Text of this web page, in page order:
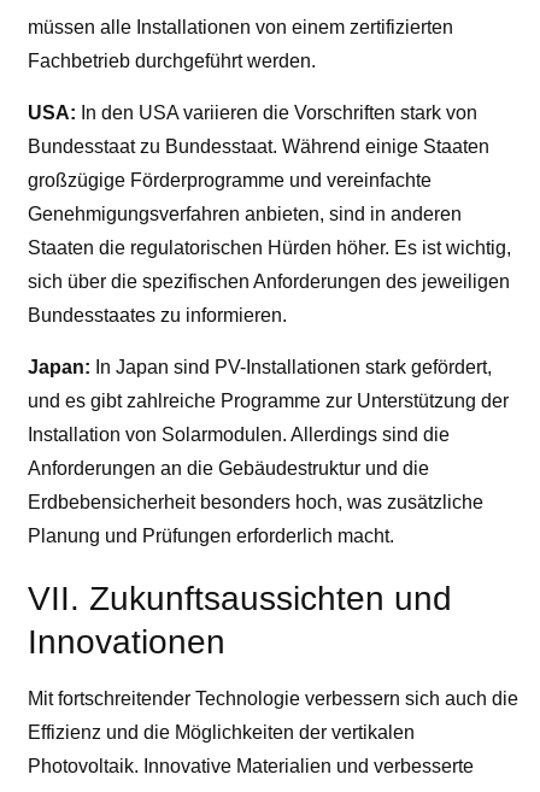
müssen alle Installationen von einem zertifizierten
Fachbetrieb durchgeführt werden.
USA: In den USA variieren die Vorschriften stark von
Bundesstaat zu Bundesstaat. Während einige Staaten
großzügige Förderprogramme und vereinfachte
Genehmigungsverfahren anbieten, sind in anderen
Staaten die regulatorischen Hürden höher. Es ist wichtig,
sich über die spezifischen Anforderungen des jeweiligen
Bundesstaates zu informieren.
Japan: In Japan sind PV-Installationen stark gefördert,
und es gibt zahlreiche Programme zur Unterstützung der
Installation von Solarmodulen. Allerdings sind die
Anforderungen an die Gebäudestruktur und die
Erdbebensicherheit besonders hoch, was zusätzliche
Planung und Prüfungen erforderlich macht.
VII. Zukunftsaussichten und
Innovationen
Mit fortschreitender Technologie verbessern sich auch die
Effizienz und die Möglichkeiten der vertikalen
Photovoltaik. Innovative Materialien und verbesserte